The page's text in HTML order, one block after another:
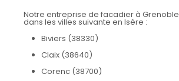
Notre entreprise de facadier à
dans les villes suivante en Isère :
Biviers (38330)
Claix (38640)
Corenc (38700)